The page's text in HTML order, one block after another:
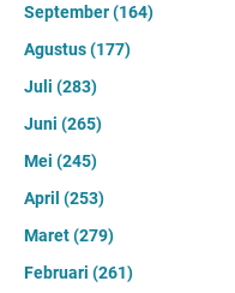
September(164)
Agustus(177)
Juli (283)
Juni (265)
Mei (245)
April (253)
Maret(279)
Februari (261)